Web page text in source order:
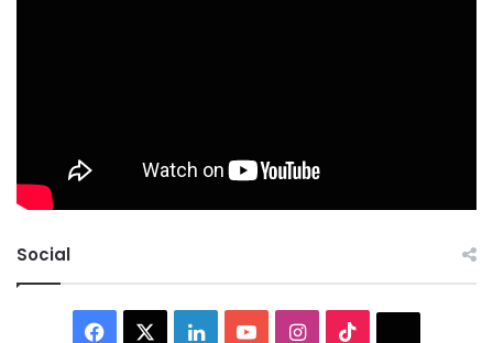
Social
Facebook LinkedInYouTubeInstagram